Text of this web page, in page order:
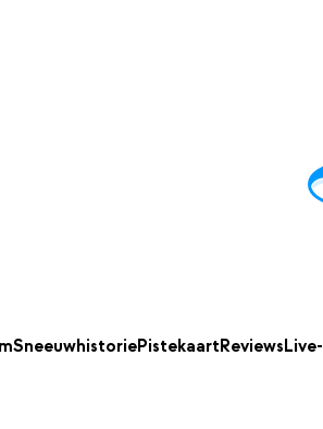
SneeuwhistoriePistekaartReviews